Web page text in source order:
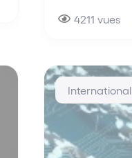
4211 vues
International